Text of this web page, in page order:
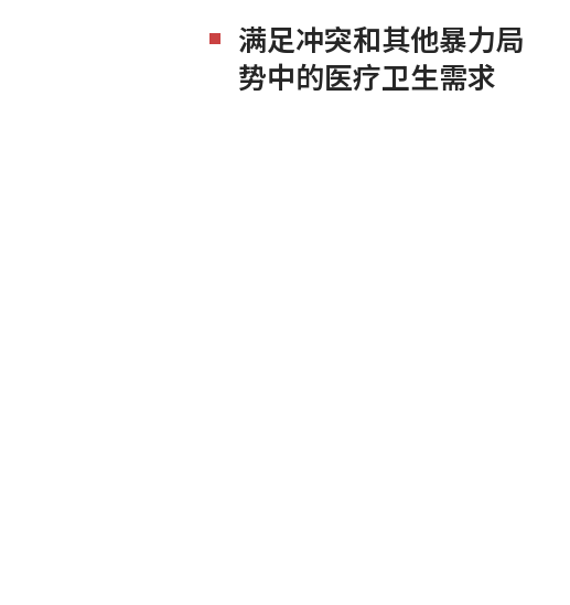
满足冲突和其他暴力局
势中的医疗卫生需求